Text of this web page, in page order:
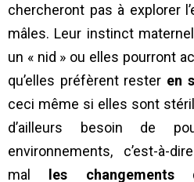
chercheront pas à explorer
mâles. Leur instinct
un « nid » ou elles pourront
qu’elles préfèrent rester en
ceci même si elles sont
d’ailleurs besoin de
environnements, c’est-à-
mal
les changements